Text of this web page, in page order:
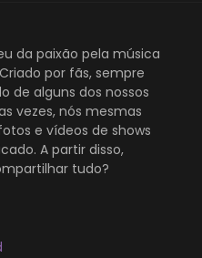
da paixão pela música
por fãs, sempre
de alguns dos nossos
vezes, nós mesmas
e vídeos de shows
A partir disso,
tudo?